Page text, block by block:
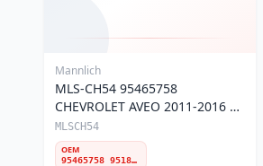
Mannlich
MLS-CH54 95465758
CHEVROLET AVEO 2011-2016 &
T300 ÖN Z-ROT(PLASTİK)
MLSCH54
OEM
95465758 95182126 95299172 95941670 95982930